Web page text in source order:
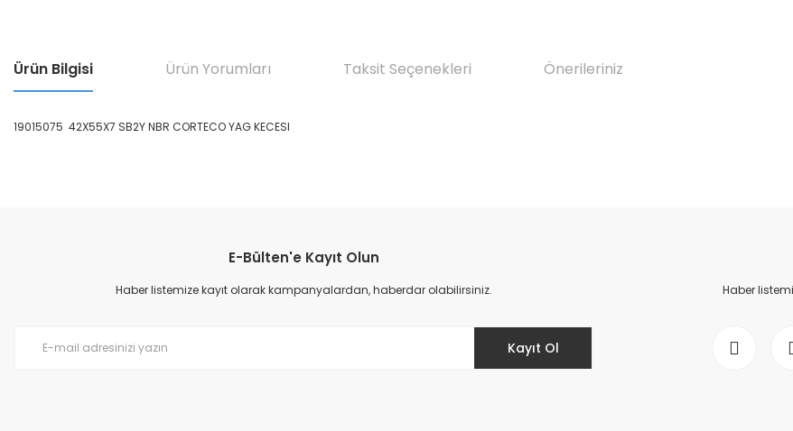
Ürün Bilgisi Ürün Yorumları Taksit Seçenekleri Önerileriniz
19015075 42X55X7 SB2Y NBR CORTECO YAG KECESI
Ürün resmi kalitesiz, bozuk veya görüntülenemiyor.
Ürün açıklamasında eksik bilgiler bulunuyor.
E-Bülten'e Kayıt Olun
Haber listemize kayıt olarak kampanyalardan, haberdar olabilirsiniz.
Kayıt Ol
Haber